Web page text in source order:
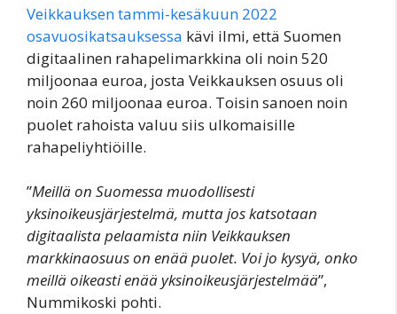
Veikkauksen tammi-kesäkuun 2022
osavuosikatsauksessa kävi ilmi, että Suomen
digitaalinen rahapelimarkkina oli noin 520
miljoonaa euroa, josta Veikkauksen osuus oli
noin 260 miljoonaa euroa. Toisin sanoen noin
puolet rahoista valuu siis ulkomaisille
rahapeliyhtiöille.
”Meillä on Suomessa muodollisesti
yksinoikeusjärjestelmä, mutta jos katsotaan
digitaalista pelaamista niin Veikkauksen
markkinaosuus on enää puolet. Voi jo kysyä, onko
meillä oikeasti enää yksinoikeusjärjestelmää”,
Nummikoski pohti.